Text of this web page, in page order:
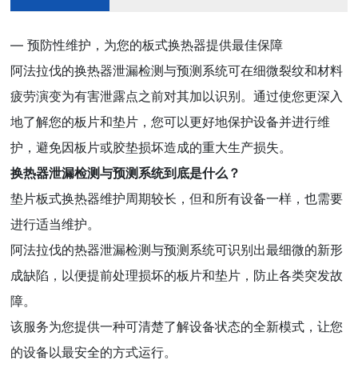
— 预防性维护，为您的板式换热器提供最佳保障
阿法拉伐的换热器泄漏检测与预测系统可在细微裂纹和材料
疲劳演变为有害泄露点之前对其加以识别。通过使您更深入
地了解您的板片和垫片，您可以更好地保护设备并进行维
护，避免因板片或胶垫损坏造成的重大生产损失。
换热器泄漏检测与预测系统到底是什么？
垫片板式换热器维护周期较长，但和所有设备一样，也需要
进行适当维护。
阿法拉伐的热器泄漏检测与预测系统可识别出最细微的新形
成缺陷，以便提前处理损坏的板片和垫片，防止各类突发故
障。
该服务为您提供一种可清楚了解设备状态的全新模式，让您
的设备以最安全的方式运行。